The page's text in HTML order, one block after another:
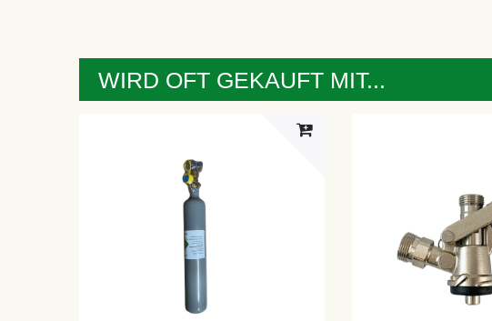
WIRD OFT GEKAUFT MIT...